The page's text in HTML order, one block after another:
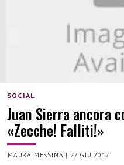
SOCIAL
Juan Sierra ancora
«Zecche! Falliti!»
MAURA MESSINA | 27 GIU 2017